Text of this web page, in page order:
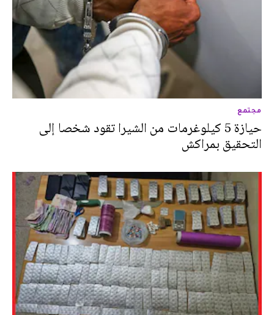
مجتمع
حيازة 5 كيلوغرمات من الشيرا تقود شخصا إلى
التحقيق بمراكش